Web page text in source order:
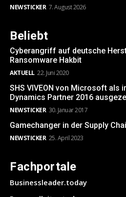
NEWSTICKER 7. August 2026
Beliebt
Cyberangriff auf deutsche
Ransomware Hakbit
AKTUELL 22. Juni 2020
SHS VIVEON von Microsoft als
Dynamics Partner 2016
NEWSTICKER 30. Januar 2017
Gamechanger in der Supply
NEWSTICKER 25. April 2023
Fachportale
Businessleader.today